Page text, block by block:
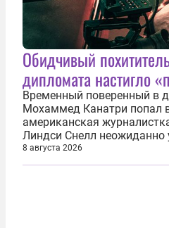
Обидчивый
дипломата настигло
Временный поверенный в
Мохаммед Канатри попал
американская
Линдси Снелл неожиданно
бандитов, похитивших ее
2016 году. Журналистка
8 августа 2026